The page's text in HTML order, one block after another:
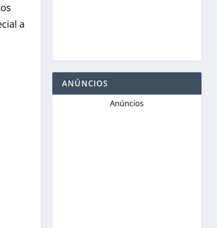
a
ANÚNCIOS
Anúncios